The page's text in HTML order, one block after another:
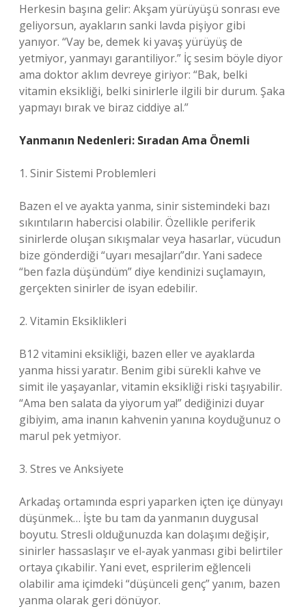
Herkesin başına gelir: Akşam yürüyüşü sonrası eve
geliyorsun, ayakların sanki lavda pişiyor gibi
yanıyor. “Vay be, demek ki yavaş yürüyüş de
yetmiyor, yanmayı garantiliyor.” İç sesim böyle diyor
ama doktor aklım devreye giriyor: “Bak, belki
vitamin eksikliği, belki sinirlerle ilgili bir durum. Şaka
yapmayı bırak ve biraz ciddiye al.”
Yanmanın Nedenleri: Sıradan Ama Önemli
1. Sinir Sistemi Problemleri
Bazen el ve ayakta yanma, sinir sistemindeki bazı
sıkıntıların habercisi olabilir. Özellikle periferik
sinirlerde oluşan sıkışmalar veya hasarlar, vücudun
bize gönderdiği “uyarı mesajları”dır. Yani sadece
“ben fazla düşündüm” diye kendinizi suçlamayın,
gerçekten sinirler de isyan edebilir.
2. Vitamin Eksiklikleri
B12 vitamini eksikliği, bazen eller ve ayaklarda
yanma hissi yaratır. Benim gibi sürekli kahve ve
simit ile yaşayanlar, vitamin eksikliği riski taşıyabilir.
“Ama ben salata da yiyorum ya!” dediğinizi duyar
gibiyim, ama inanın kahvenin yanına koyduğunuz o
marul pek yetmiyor.
3. Stres ve Anksiyete
Arkadaş ortamında espri yaparken içten içe dünyayı
düşünmek… İşte bu tam da yanmanın duygusal
boyutu. Stresli olduğunuzda kan dolaşımı değişir,
sinirler hassaslaşır ve el-ayak yanması gibi belirtiler
ortaya çıkabilir. Yani evet, esprilerim eğlenceli
olabilir ama içimdeki “düşünceli genç” yanım, bazen
yanma olarak geri dönüyor.